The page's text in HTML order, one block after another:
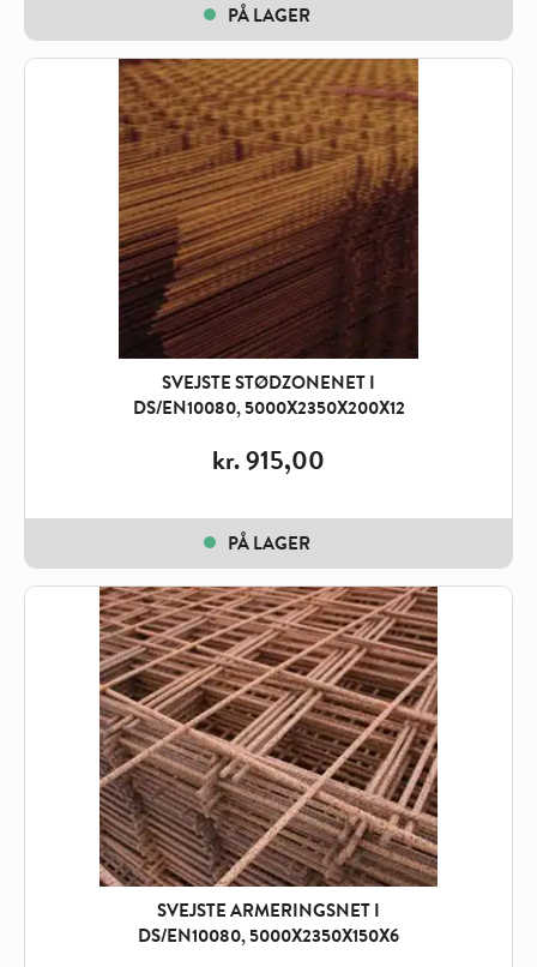
PÅ LAGER
SVEJSTE STØDZONENET I
DS/EN10080, 5000X2350X200X12
kr.915,00
PÅ LAGER
SVEJSTE ARMERINGSNET I
DS/EN10080, 5000X2350X150X6